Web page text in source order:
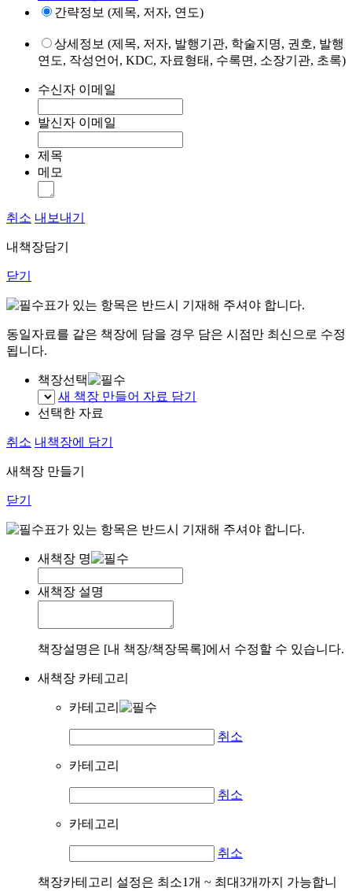
간략정보 (제목, 저자, 연도)
상세정보 (제목, 저자, 발행기관, 학술지명, 권호, 발행
연도, 작성언어, KDC, 자료형태, 수록면, 소장기관, 초록)
수신자 이메일
발신자 이메일
제목
메모
취소 내보내기
내책장담기
닫기
표가 있는 항목은 반드시 기재해 주셔야 합니다.
동일자료를 같은 책장에 담을 경우 담은 시점만 최신으로 수정
됩니다.
책장선택
새 책장 만들어 자료 담기
선택한 자료
취소 내책장에 담기
새책장 만들기
닫기
표가 있는 항목은 반드시 기재해 주셔야 합니다.
새책장 명
새책장 설명
책장설명은 [내 책장/책장목록]에서 수정할 수 있습니다.
새책장 카테고리
카테고리
취소
카테고리
취소
카테고리
취소
책장카테고리 설정은 최소1개 ~ 최대3개까지 가능합니